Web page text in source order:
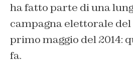
ha fatto parte di una
campagna elettorale
primo maggio del 2014:
fa.